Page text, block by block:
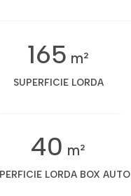
165 m²
SUPERFICIE LORDA
40 m²
LORDA BOX AUTO